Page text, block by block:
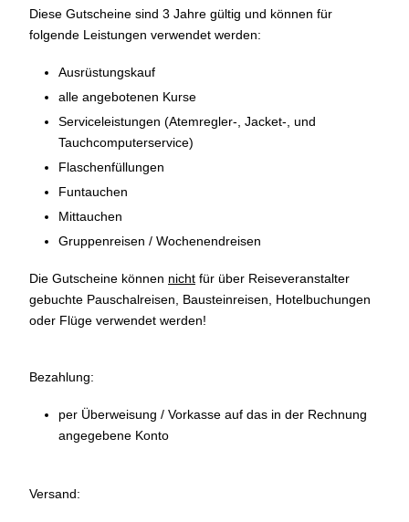
Diese Gutscheine sind 3 Jahre gültig und können für
folgende Leistungen verwendet werden:
Ausrüstungskauf
alle angebotenen Kurse
Serviceleistungen (Atemregler-, Jacket-, und
Tauchcomputerservice)
Flaschenfüllungen
Funtauchen
Mittauchen
Gruppenreisen / Wochenendreisen
Die Gutscheine können nicht für über Reiseveranstalter
gebuchte Pauschalreisen, Bausteinreisen, Hotelbuchungen
oder Flüge verwendet werden!
Bezahlung:
per Überweisung / Vorkasse auf das in der Rechnung
angegebene Konto
Versand: